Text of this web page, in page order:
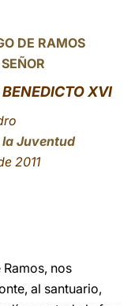
中文
LATINE
DE RAMOS
XVI
Juventud
2011
nos
al santuario,